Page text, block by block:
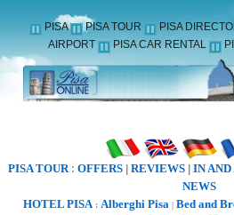
PISA PISA TOUR PISA
AIRPORT
PISA CAR RENTAL
PISA TOUR: OFFERS| REVIEWS| IN AND
NEWS
HOTEL PISA: Alberghi Pisa | Bed and